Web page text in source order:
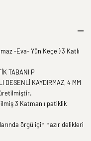
-Eva- Yün Keçe ) 3 Katlı
TABANI P
DESENLİ KAYDIRMAZ, 4 MM
üretilmiştir.
3 Katmanlı patiklik
örgü için hazır delikleri